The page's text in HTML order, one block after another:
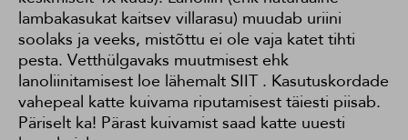
lambakasukat kaitsev villarasu) muudab uriini
soolaks ja veeks, mistõttu ei ole vaja katet tihti
pesta. Vetthülgavaks muutmisest ehk
lanoliinitamisest loe lähemalt SIIT. Kasutuskordade
vahepeal katte kuivama riputamisest täiesti piisab.
Päriselt ka! Pärast kuivamist saad katte uuesti